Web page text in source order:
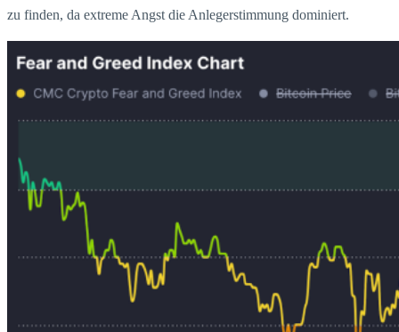
zu finden, da extreme Angst die Anlegerstimmung dominiert.